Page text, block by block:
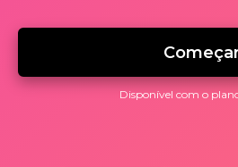
Disponível com o